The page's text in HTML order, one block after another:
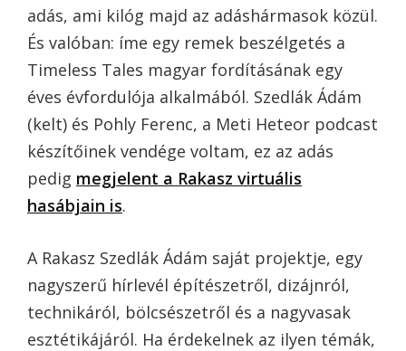
adás, ami kilóg majd az adáshármasok közül.
És valóban: íme egy remek beszélgetés a
Timeless Tales magyar fordításának egy
éves évfordulója alkalmából. Szedlák Ádám
(kelt) és Pohly Ferenc, a Meti Heteor podcast
készítőinek vendége voltam, ez az adás
pedig megjelent a Rakasz virtuális
hasábjain is.
A Rakasz Szedlák Ádám saját projektje, egy
nagyszerű hírlevél építészetről, dizájnról,
technikáról, bölcsészetről és a nagyvasak
esztétikájáról. Ha érdekelnek az ilyen témák,